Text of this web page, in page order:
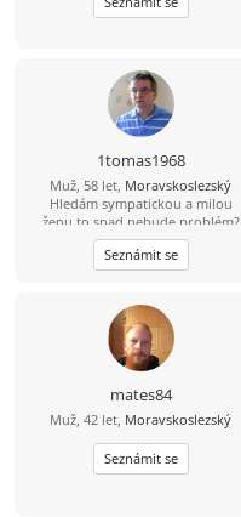
1tomas1968
Muž, 58 let, Moravskoslezský
Hledám sympatickou a milou
ženu,to snad nebude problém?
Seznámit se
mates84
Muž, 42 let, Moravskoslezský
Seznámit se